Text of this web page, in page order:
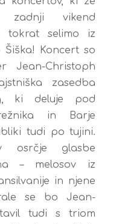
zadnji vikend
tokrat selimo iz
Šiška! Koncert so
Jean-Christoph
zasedba
ki deluje pod
in Barje
tudi po tujini.
osrčje glasbe
– melosov iz
in njene
se bo Jean-
tudi s triom